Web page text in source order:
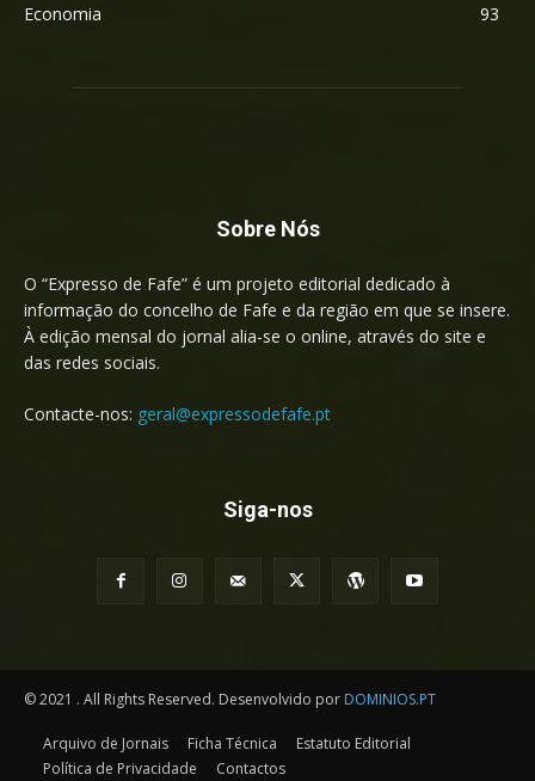
Economia
93
Sobre Nós
O “Expresso de Fafe” é um projeto editorial dedicado à
informação do concelho de Fafe e da região em que se insere.
À edição mensal do jornal alia-se o online, através do site e
das redes sociais.
Contacte-nos: geral@expressodefafe.pt
Siga-nos
© 2021 . All Rights Reserved. Desenvolvido por DOMINIOS.PT
Arquivo de Jornais Ficha Técnica
Estatuto Editorial
Política de Privacidade
Contactos